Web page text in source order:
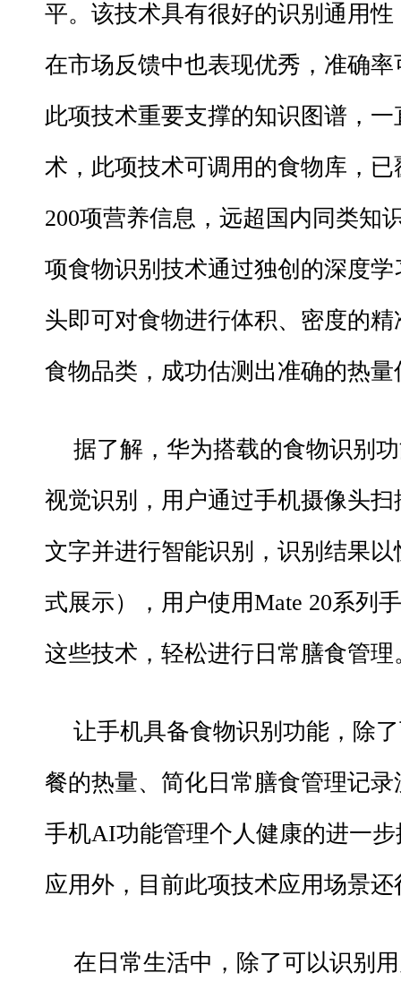
平。该技术具有很好的识别通用
在市场反馈中也表现优秀，准确
此项技术重要支撑的知识图谱，
术，此项技术可调用的食物库，
200项营养信息，远超国内同类知
项食物识别技术通过独创的深度
头即可对食物进行体积、密度的
食物品类，成功估测出准确的热量
据了解，华为搭载的食物识别
视觉识别，用户通过手机摄像头
文字并进行智能识别，识别结果
式展示），用户使用Mate 20系列
这些技术，轻松进行日常膳食管理
让手机具备食物识别功能，除
餐的热量、简化日常膳食管理记
手机AI功能管理个人健康的进一
应用外，目前此项技术应用场景还
在日常生活中，除了可以识别